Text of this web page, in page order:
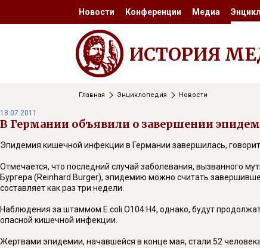
Новости Конференции Медиа
ИСТОРИЯ
Главная Энциклопедия Новости
18.07.2011
В Германии объявили о завершении
Эпидемия кишечной инфекции в Германии завершилась,
Отмечается, что последний случай заболевания, вызванного
Бургера (Reinhard Burger), эпидемию можно считать
составляет как раз три недели.
Наблюдения за штаммом E.coli O104:H4, однако, будут
опасной кишечной инфекции.
Жертвами эпидемии, начавшейся в конце мая, стали 52